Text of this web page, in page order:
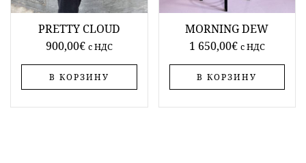
PRETTY CLOUD
900,00€ c НДС
В КОРЗИНУ
MORNING DEW
1 650,00€ c НДС
В КОРЗИНУ